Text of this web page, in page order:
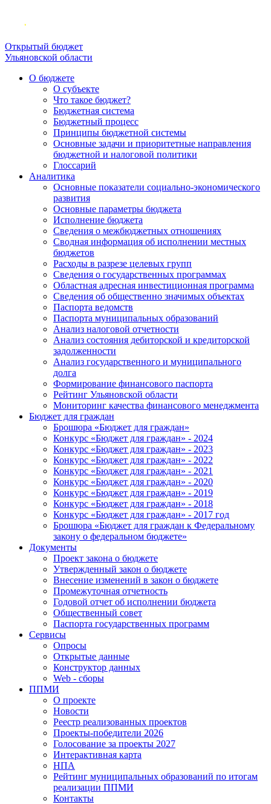
Открытый бюджет
Ульяновской области
О бюджете
О субъекте
Что такое бюджет?
Бюджетная система
Бюджетный процесс
Принципы бюджетной системы
Основные задачи и приоритетные направления
бюджетной и налоговой политики
Глоссарий
Аналитика
Основные показатели социально-экономического
развития
Основные параметры бюджета
Исполнение бюджета
Сведения о межбюджетных отношениях
Сводная информация об исполнении местных
бюджетов
Расходы в разрезе целевых групп
Сведения о государственных программах
Областная адресная инвестиционная программа
Сведения об общественно значимых объектах
Паспорта ведомств
Паспорта муниципальных образований
Анализ налоговой отчетности
Анализ состояния дебиторской и кредиторской
задолженности
Анализ государственного и муниципального
долга
Формирование финансового паспорта
Рейтинг Ульяновской области
Мониторинг качества финансового менеджмента
Бюджет для граждан
Брошюра «Бюджет для граждан»
Конкурс «Бюджет для граждан» - 2024
Конкурс «Бюджет для граждан» - 2023
Конкурс «Бюджет для граждан» - 2022
Конкурс «Бюджет для граждан» - 2021
Конкурс «Бюджет для граждан» - 2020
Конкурс «Бюджет для граждан» - 2019
Конкурс «Бюджет для граждан» - 2018
Конкурс «Бюджет для граждан» - 2017 год
Брошюра «Бюджет для граждан к Федеральному
закону о федеральном бюджете»
Документы
Проект закона о бюджете
Утвержденный закон о бюджете
Внесение изменений в закон о бюджете
Промежуточная отчетность
Годовой отчет об исполнении бюджета
Общественный совет
Паспорта государственных программ
Сервисы
Опросы
Открытые данные
Конструктор данных
Web - сборы
ППМИ
О проекте
Новости
Реестр реализованных проектов
Проекты-победители 2026
Голосование за проекты 2027
Интерактивная карта
НПА
Рейтинг муниципальных образований по итогам
реализации ППМИ
Контакты